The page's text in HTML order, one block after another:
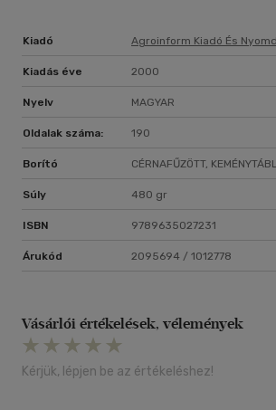
Kiadó Agroinform Kiadó És
Kiadás éve 2000
Nyelv MAGYAR
Oldalak száma: 190
Borító CÉRNAFŰZÖTT,
Súly 480 gr
ISBN 9789635027231
Árukód 2095694 / 1012778
Vásárlói értékelések, vélemények
Kérjük, lépjen be az értékeléshez!